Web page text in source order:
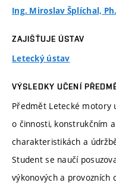
Ing. Miroslav Šplíchal,
ZAJIŠŤUJE ÚSTAV
Letecký ústav
VÝSLEDKY UČENÍ
Předmět Letecké motory
o činnosti, konstrukčním
charakteristikách a
Student se naučí
výkonových a